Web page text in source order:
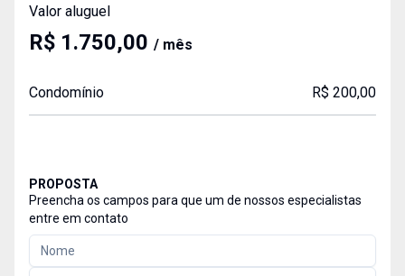
Valor aluguel
R$ 1.750,00 / mês
Condomínio R$ 200,00
PROPOSTA
Preencha os campos para que um de nossos especialistas
entre em contato